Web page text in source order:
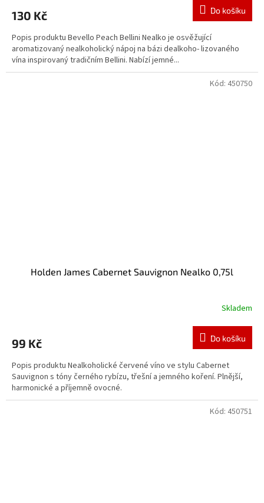
130 Kč Do košíku
Popis produktu Bevello Peach Bellini Nealko je osvěžující
aromatizovaný nealkoholický nápoj na bázi dealkoho- lizovaného
vína inspirovaný tradičním Bellini. Nabízí jemné...
Holden James Cabernet Sauvignon Nealko 0,75l
Skladem
99 Kč Do košíku
Popis produktu Nealkoholické červené víno ve stylu Cabernet
Sauvignon s tóny černého rybízu, třešní a jemného koření. Plnější,
harmonické a příjemně ovocné.
Kód: 450750
Kód: 450751